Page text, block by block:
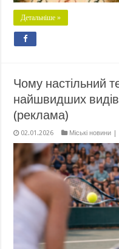
Детальніше »
Чому настільний
найшвидших видів
(реклама)
02.01.2026 Міські новини